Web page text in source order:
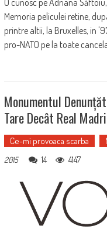
Memoria peliculei retine,
printre altii, la Bruxelles, in
pro-NATO pe la toate
Monumentul
Tare Decât Real
Ce-mi provoaca scarba
2015
14 4147